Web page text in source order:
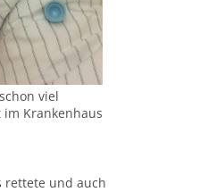
viel
im Krankenhaus
rettete und auch